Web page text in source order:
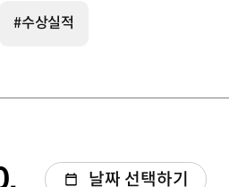
#수상실적
날짜 선택하기